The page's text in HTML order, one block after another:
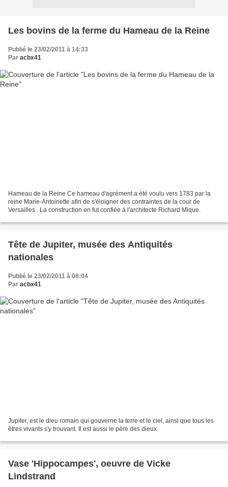
Les bovins de la ferme du Hameau de la Reine
Publié le 23/02/2011 à 14:33
Par acbx41
Hameau de la Reine Ce hameau d'agrément a été voulu vers 1783 par la
reine Marie-Antoinette afin de s'éloigner des contraintes de la cour de
Versailles . La construction en fut confiée à l'architecte Richard Mique.
Tête de Jupiter, musée des Antiquités
nationales
Publié le 23/02/2011 à 08:04
Par acbx41
Jupiter, est le dieu romain qui gouverne la terre et le ciel, ainsi que tous les
êtres vivants s'y trouvant. Il est aussi le père des dieux.
Vase 'Hippocampes', oeuvre de Vicke
Lindstrand